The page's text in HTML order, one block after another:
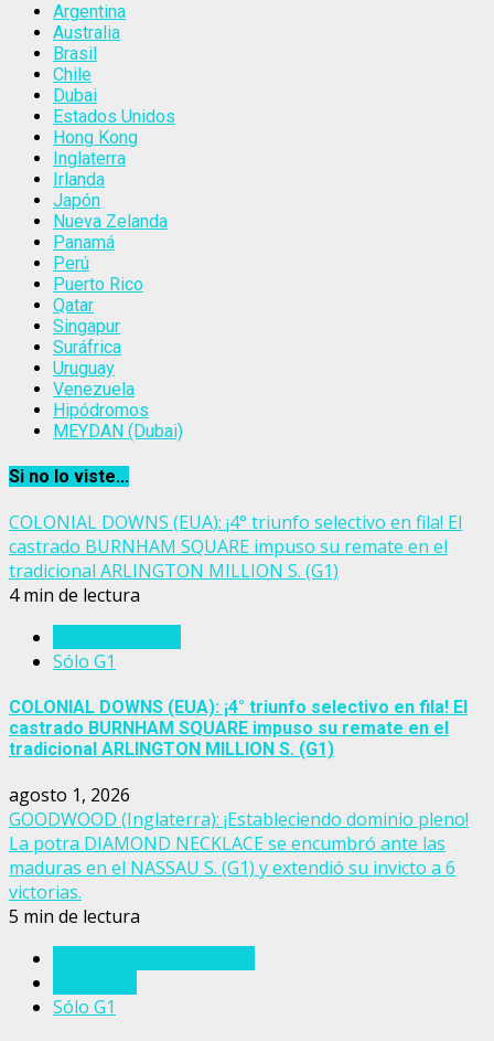
Argentina
Australia
Brasil
Chile
Dubai
Estados Unidos
Hong Kong
Inglaterra
Irlanda
Japón
Nueva Zelanda
Panamá
Perú
Puerto Rico
Qatar
Singapur
Suráfrica
Uruguay
Venezuela
Hipódromos
MEYDAN (Dubai)
Si no lo viste...
COLONIAL DOWNS (EUA): ¡4° triunfo selectivo en fila! El
castrado BURNHAM SQUARE impuso su remate en el
tradicional ARLINGTON MILLION S. (G1)
4 min de lectura
Sólo G1
COLONIAL DOWNS (EUA): ¡4° triunfo selectivo en fila! El
castrado BURNHAM SQUARE impuso su remate en el
tradicional ARLINGTON MILLION S. (G1)
agosto 1, 2026
GOODWOOD (Inglaterra): ¡Estableciendo dominio pleno!
La potra DIAMOND NECKLACE se encumbró ante las
maduras en el NASSAU S. (G1) y extendió su invicto a 6
victorias.
5 min de lectura
Sólo G1